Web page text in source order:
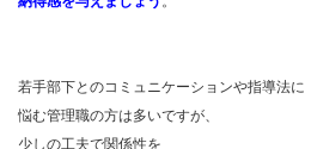
若手部下とのコミュニケーションや指導法に
悩む管理職の方は多いですが、
少しの工夫で関係性を